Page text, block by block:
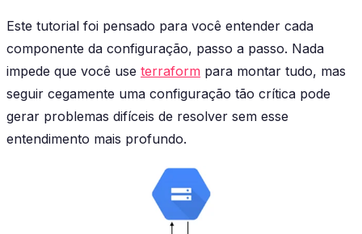
Este tutorial foi pensado para você entender cada
componente da configuração, passo a passo. Nada
impede que você use terraform para montar tudo, mas
seguir cegamente uma configuração tão crítica pode
gerar problemas difíceis de resolver sem esse
entendimento mais profundo.